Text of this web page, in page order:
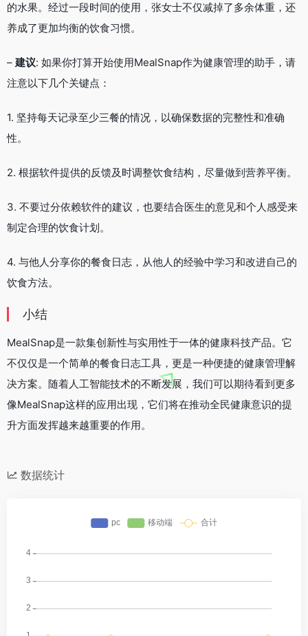
的水果。经过一段时间的使用，张女士不仅减掉了多余体重，还
养成了更加均衡的饮食习惯。
– 建议: 如果你打算开始使用MealSnap作为健康管理的助手，请
注意以下几个关键点：
1. 坚持每天记录至少三餐的情况，以确保数据的完整性和准确
性。
2. 根据软件提供的反馈及时调整饮食结构，尽量做到营养平衡。
3. 不要过分依赖软件的建议，也要结合医生的意见和个人感受来
制定合理的饮食计划。
4. 与他人分享你的餐食日志，从他人的经验中学习和改进自己的
饮食方法。
小结
MealSnap是一款集创新性与实用性于一体的健康科技产品。它
不仅仅是一个简单的餐食日志工具，更是一种便捷的健康管理解
决方案。随着人工智能技术的不断发展，我们可以期待看到更多
像MealSnap这样的应用出现，它们将在推动全民健康意识的提
升方面发挥越来越重要的作用。
数据统计